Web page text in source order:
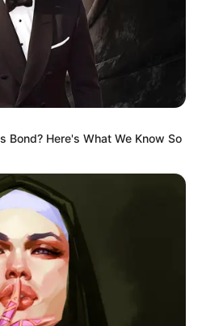
Bond? Here's What We Know So